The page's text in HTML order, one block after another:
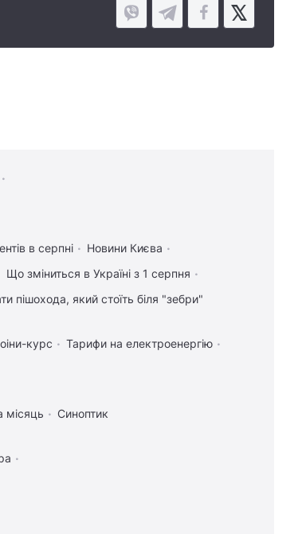
в серпні
Новини Києва
Що зміниться в Україні з 1 серпня
пішохода, який стоїть біля "зебри"
курс
Тарифи на електроенергію
місяць Синоптик